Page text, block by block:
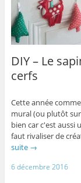
DIY – Le
cerfs
Cette année
mural (ou plutôt
bien car c'est aussi
faut rivaliser de
suite →
6 décembre 2016